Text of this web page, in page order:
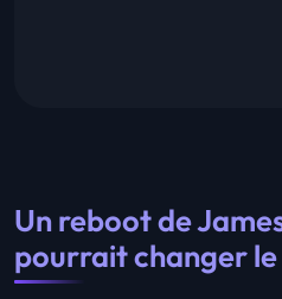
Un reboot de
pourrait changer le